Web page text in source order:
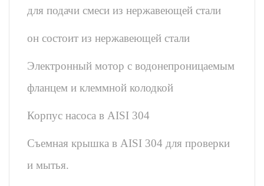
для подачи смеси из нержавеющей стали
он состоит из нержавеющей стали
Электронный мотор с водонепроницаемым
фланцем и клеммной колодкой
Корпус насоса в AISI 304
Съемная крышка в AISI 304 для проверки
и мытья.